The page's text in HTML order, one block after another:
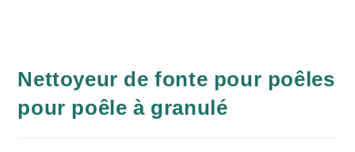
Nettoyeur de fonte pour poêles
pour poêle à granulé